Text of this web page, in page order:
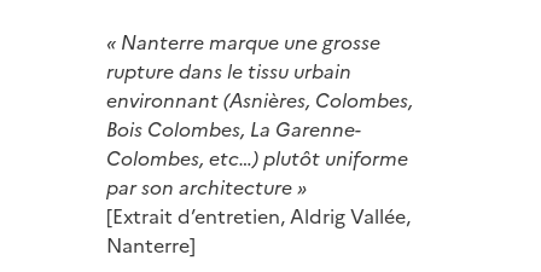
« Nanterre marque une grosse
rupture dans le tissu urbain
environnant (Asnières, Colombes,
Bois Colombes, La Garenne-
Colombes, etc…) plutôt uniforme
par son architecture »
[Extrait d’entretien, Aldrig Vallée,
Nanterre]